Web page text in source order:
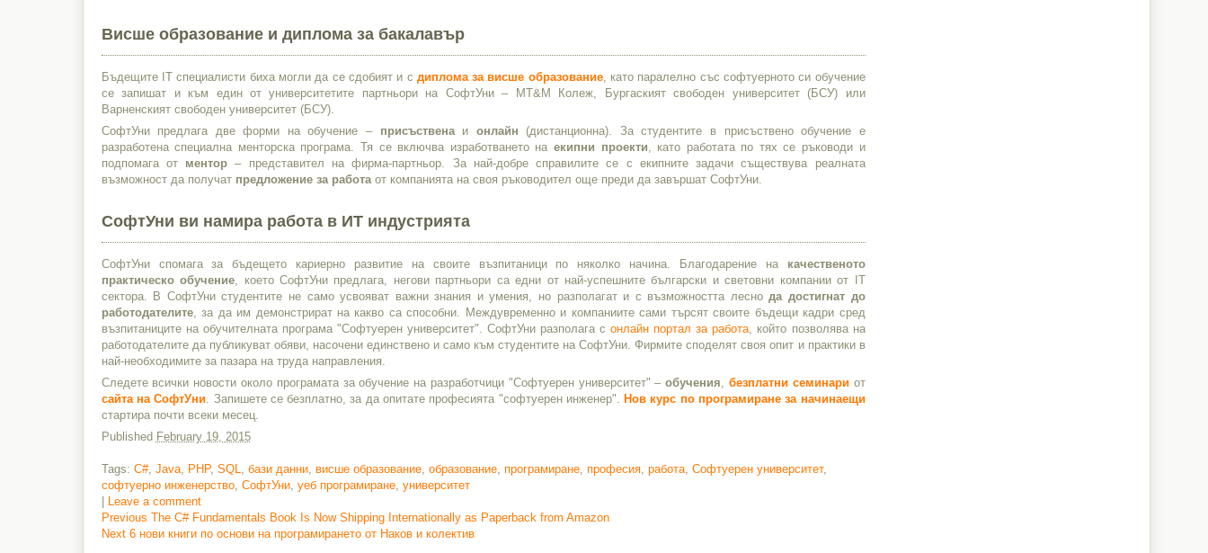
Висше образование и диплома за бакалавър
Бъдещите IT специалисти биха могли да се сдобият и с диплома за висше образование, като паралелно със софтуерното си обучение
се запишат и към един от университетите партньори на СофтУни – MT&M Колеж, Бургаският свободен университет (БСУ) или
Варненският свободен университет (БСУ).
СофтУни предлага две форми на обучение – присъственаи онлайн (дистанционна). За студентите в присъствено обучение е
разработена специална менторска програма. Тя се включва изработването на екипни проекти , като работата по тях се ръководи и
подпомага от ментор – представител на фирма-партньор. За най-добре справилите се с екипните задачи съществува реалната
възможност да получат предложение за работаот компанията на своя ръководител още преди да завършат СофтУни.
СофтУни ви намира работа в ИТ индустрията
СофтУни спомага за бъдещето кариерно развитие на своите възпитаници по няколко начина. Благодарение на качественото
практическо обучение , което СофтУни предлага, негови партньори са едни от най-успешните български и световни компании от IT
сектора. В СофтУни студентите не само усвояват важни знания и умения, но разполагат и с възможността леснода достигнат до
работодателите, за да им демонстрират на какво са способни. Междувременно и компаниите сами търсят своите бъдещи кадри сред
възпитаниците на обучителната програма "Софтуерен университет". СофтУни разполага сонлайн портал за работа , който позволява на
работодателите да публикуват обяви, насочени единствено и само към студентите на СофтУни. Фирмите споделят своя опит и практики в
най-необходимите за пазара на труда направления.
Следете всички новости около програмата за обучение на разработчици "Софтуерен университет" –обучения ,безплатни семинариот
сайта на СофтУни . Запишете се безплатно, за да опитате професията "софтуерен инженер".Нов курс по програмиране за начинаещи
стартира почти всеки месец.
Published February 19, 2015
Tags: C#, Java, PHP, SQL бази данни, висше образование, образование, програмиране, професия, работа, Софтуерен университет,
софтуерно инженерство, СофтУни, уеб програмиране, университет
| Leave a comment
Post
Previous Previous
post:
The C# Fundamentals Book Is Now Shipping Internationally as Paperback from Amazon
Next Next
6 нови книги по основи на програмирането от Наков и колектив